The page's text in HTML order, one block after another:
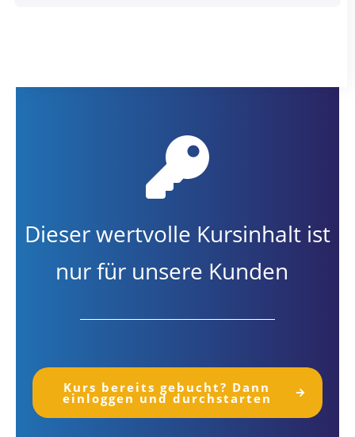
Dieser wertvolle Kursinhalt ist
nur für unsere Kunden
Kurs bereits gebucht? Dann
einloggen und durchstarten